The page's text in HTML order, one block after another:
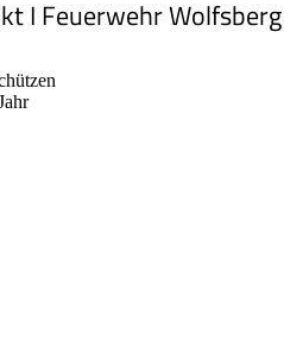
I Feuerwehr Wolfsberg